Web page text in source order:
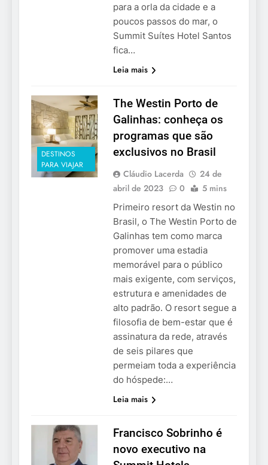
para a orla da cidade e a
poucos passos do mar, o
Summit Suítes Hotel Santos
fica…
Leia mais
DESTINOS
PARA VIAJAR
The Westin Porto de
Galinhas: conheça os
programas que são
exclusivos no Brasil
Cláudio Lacerda
24 de
abril de 2023
0 5 mins
Primeiro resort da Westin no
Brasil, o The Westin Porto de
Galinhas tem como marca
promover uma estadia
memorável para o público
mais exigente, com serviços,
estrutura e amenidades de
alto padrão. O resort segue a
filosofia de bem-estar que é
assinatura da rede, através
de seis pilares que
permeiam toda a experiência
do hóspede:…
Leia mais
Francisco Sobrinho é
novo executivo na